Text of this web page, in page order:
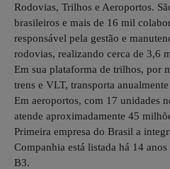
Rodovias, Trilhos e Aeroportos.
brasileiros e mais de 16 mil
responsável pela gestão e
rodovias, realizando cerca de 3,6
Em sua plataforma de trilhos, por
trens e VLT, transporta
Em aeroportos, com 17 unidades
atende aproximadamente 45
Primeira empresa do Brasil a
Companhia está listada há 14
B3.